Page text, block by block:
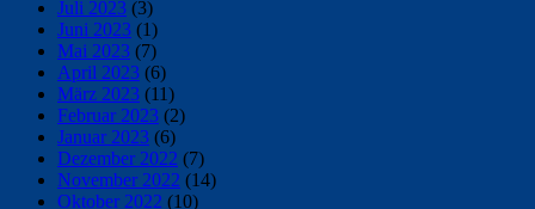
Juli 2023 (3)
Juni 2023 (1)
Mai 2023 (7)
April 2023 (6)
März 2023 (11)
Februar 2023 (2)
Januar 2023 (6)
Dezember 2022 (7)
November 2022 (14)
Oktober 2022 (10)